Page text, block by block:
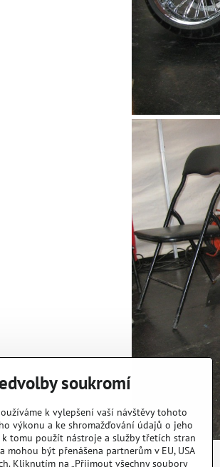
soukromí
k vylepšení vaší návštěvy tohoto
výkonu a ke shromažďování údajů o jeho
k tomu použít nástroje a služby třetích stran
mohou být přenášena partnerům v EU, USA
Kliknutím na „Přijmout všechny soubory